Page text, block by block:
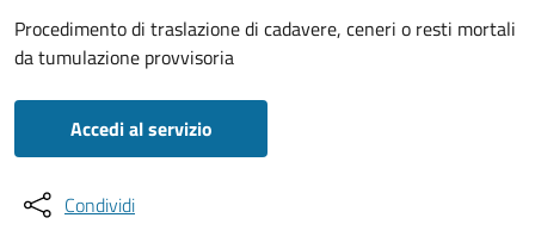
Procedimento di traslazione di cadavere, ceneri o resti mortali
da tumulazione provvisoria
Accedi al servizio
Condividi